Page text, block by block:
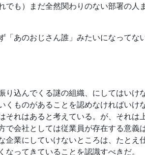
も）まだ全然関わりのない部署の人
あのおじさん誰」みたいになってな
込んでくる謎の組織、にしてはいけ
ものがあることを認めなければいけ
れはあると考えている。が、それは
会社としては従業員が存在する意義
業にしていけないところは、たとえ
ってきていることを認識すべきだ。